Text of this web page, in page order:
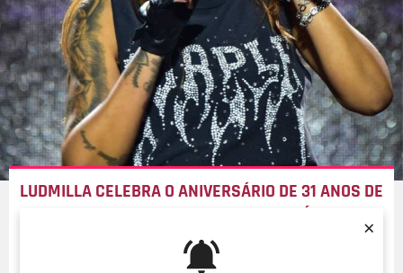
×
LUDMILLA CELEBRA O ANIVERSÁRIO DE 31 ANOS DE
IDADE COM FAMOSOS EM FESTA TEMÁTICA DE
TÊNIS
06/Ago/